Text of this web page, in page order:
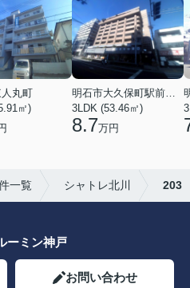
丸町
㎡)
明石市大久保町駅前２丁目
3LDK (53.46㎡)
8.7万円
一覧 シャトレ北川 203
ーミン神戸
お問い合わせ